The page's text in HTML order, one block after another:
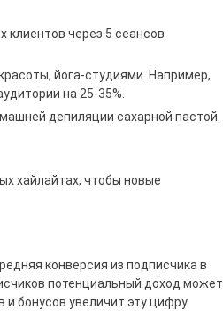
клиентов через 5 сеансов
йога-студиями. Например,
на 25-35%.
депиляции сахарной пастой.
хайлайтах, чтобы новые
конверсия из подписчика в
потенциальный доход может
бонусов увеличит эту цифру